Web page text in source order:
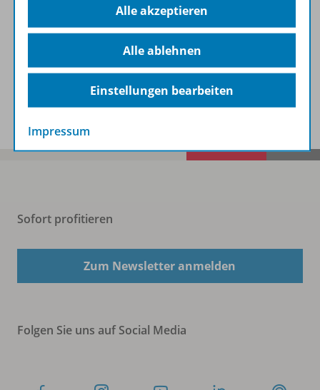
Spar-Pakete
Sofort profitieren
Zum Newsletter anmelden
Folgen Sie uns auf Social Media
Alle akzeptieren
Alle ablehnen
Einstellungen bearbeiten
Impressum